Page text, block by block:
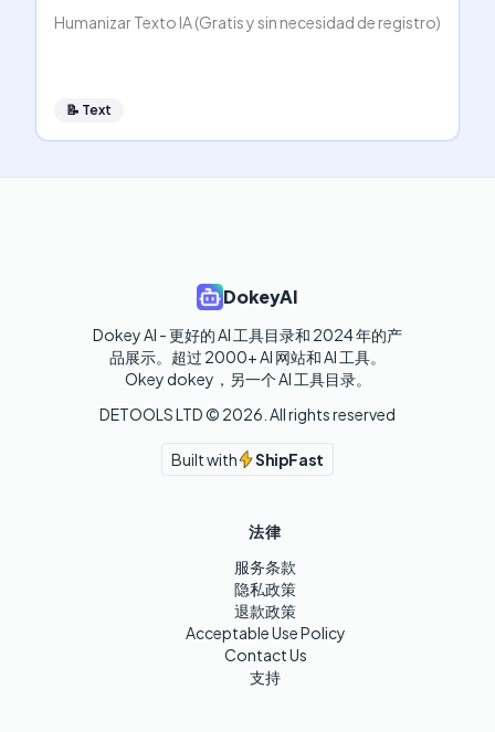
Humanizar Texto IA (Gratis y sin necesidad de registro)
📝 Text
DokeyAI
Dokey AI - 更好的 AI 工具目录和 2024 年的产
品展示。超过 2000+ AI 网站和 AI 工具。
Okey dokey，另一个 AI 工具目录。
DETOOLS LTD © 2026 . All rights reserved
Built with ShipFast
法律
服务条款
隐私政策
退款政策
Acceptable Use Policy
Contact Us
支持